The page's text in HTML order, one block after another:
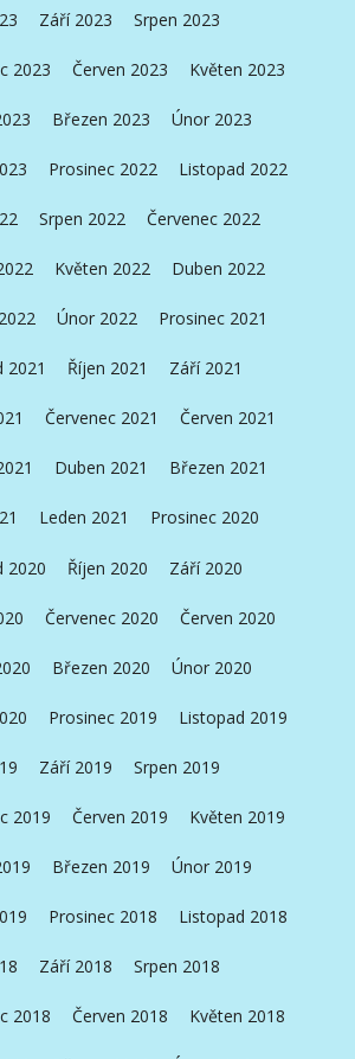
Září 2023 Srpen 2023
2023 Červen 2023 Květen 2023
Březen 2023 Únor 2023
Prosinec 2022 Listopad 2022
Srpen 2022 Červenec 2022
Květen 2022 Duben 2022
Únor 2022 Prosinec 2021
2021 Říjen 2021 Září 2021
Červenec 2021 Červen 2021
Duben 2021 Březen 2021
Leden 2021 Prosinec 2020
2020 Říjen 2020 Září 2020
Červenec 2020 Červen 2020
Březen 2020 Únor 2020
Prosinec 2019 Listopad 2019
Září 2019 Srpen 2019
2019 Červen 2019 Květen 2019
Březen 2019 Únor 2019
Prosinec 2018 Listopad 2018
Září 2018 Srpen 2018
2018 Červen 2018 Květen 2018